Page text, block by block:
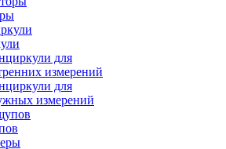
для
измерений
для
измерений